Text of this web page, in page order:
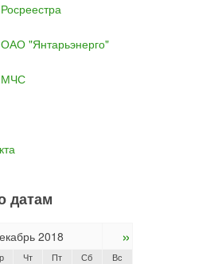
"Янтарьэнерго"
МЧС
датам
2018 »
Чт Пт Сб Вс